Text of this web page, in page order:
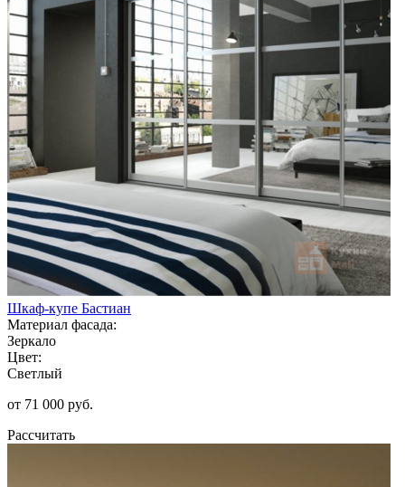
Шкаф-купе Бастиан
Материал фасада:
Зеркало
Цвет:
Светлый
от 71 000 руб.
Рассчитать